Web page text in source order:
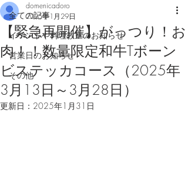
全ての記事
イベントや料理教室のお知らせ
営業日のお知らせ
その他
【緊急再開催】がっつり！お
肉！！数量限定和牛Tボーン
ビステッカコース（2025年
3月13日～3月28日）
domenicadoro
2025年1月29日
更新日： 2025年1月31日